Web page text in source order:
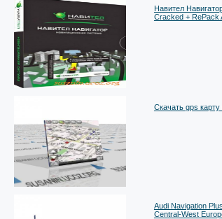
Навител
Cracked + RePack
Скачать gps
Audi Navigation
Central-West